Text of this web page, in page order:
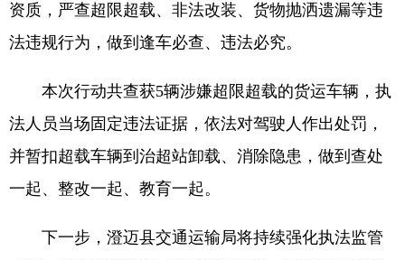
资质，严查超限超载、非法改装、货物抛洒遗漏等违
法违规行为，做到逢车必查、违法必究。
本次行动共查获5辆涉嫌超限超载的货运车辆，执
法人员当场固定违法证据，依法对驾驶人作出处罚，
并暂扣超载车辆到治超站卸载、消除隐患，做到查处
一起、整改一起、教育一起。
下一步，澄迈县交通运输局将持续强化执法监管